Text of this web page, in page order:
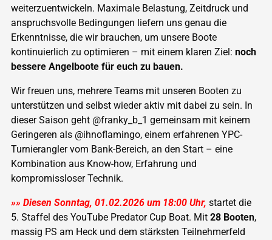
weiterzuentwickeln. Maximale Belastung, Zeitdruck und
anspruchsvolle Bedingungen liefern uns genau die
Erkenntnisse, die wir brauchen, um unsere Boote
kontinuierlich zu optimieren – mit einem klaren Ziel: noch
bessere Angelboote für euch zu bauen.
Wir freuen uns, mehrere Teams mit unseren Booten zu
unterstützen und selbst wieder aktiv mit dabei zu sein. In
dieser Saison geht @franky_b_1 gemeinsam mit keinem
Geringeren als @ihnoflamingo, einem erfahrenen YPC-
Turnierangler vom Bank-Bereich, an den Start – eine
Kombination aus Know-how, Erfahrung und
kompromissloser Technik.
»» Diesen Sonntag, 01.02.2026 um 18:00 Uhr, startet die
5. Staffel des YouTube Predator Cup Boat. Mit 28 Booten,
massig PS am Heck und dem stärksten Teilnehmerfeld